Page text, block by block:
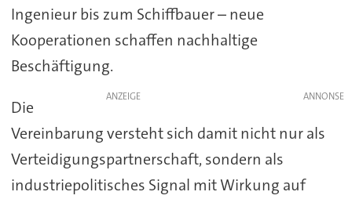
Ingenieur bis zum Schiffbauer – neue
Kooperationen schaffen nachhaltige
Beschäftigung.
ANZEIGE
Die
Vereinbarung versteht sich damit nicht nur als
Verteidigungspartnerschaft, sondern als
industriepolitisches Signal mit Wirkung auf